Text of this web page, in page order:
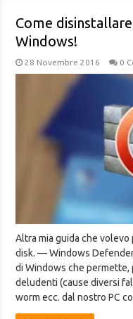
Come
Windows!
28 Novembre 2016 0
Altra mia guida che volevo
disk. — Windows
di Windows che
deludenti (cause diversi
worm ecc. dal nostro PC